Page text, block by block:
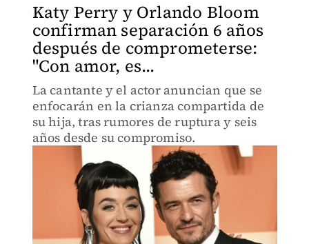
Katy Perry y Orlando Bloom
confirman separación 6 años
después de comprometerse:
"Con amor, es...
La cantante y el actor anuncian que se
enfocarán en la crianza compartida de
su hija, tras rumores de ruptura y seis
años desde su compromiso.